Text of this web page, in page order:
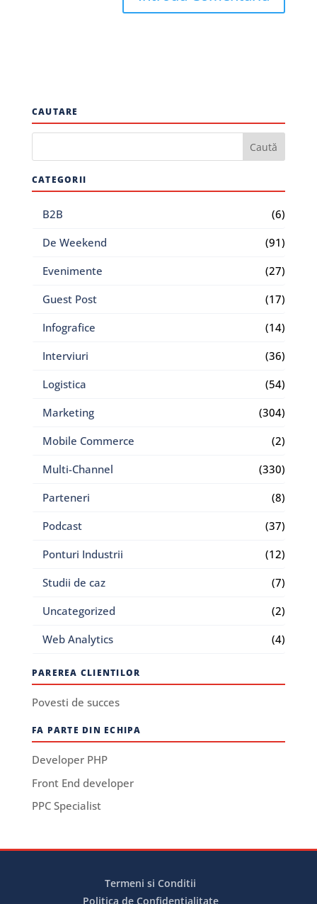
CAUTARE
CATEGORII
B2B
(6)
De Weekend
(91)
Evenimente
(27)
Guest Post
(17)
Infografice
(14)
Interviuri
(36)
Logistica
(54)
Marketing
(304)
Mobile Commerce
(2)
Multi-Channel
(330)
Parteneri
(8)
Podcast
(37)
Ponturi Industrii
(12)
Studii de caz
(7)
Uncategorized
(2)
Web Analytics
(4)
PAREREA CLIENTILOR
Povesti de succes
FA PARTE DIN ECHIPA
Developer PHP
Front End developer
PPC Specialist
Termeni si Conditii
Politica de Confidentialitate